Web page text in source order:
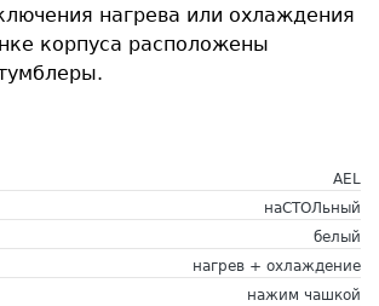
нагрева или охлаждения
корпуса расположены
AEL
наСТОЛьный
белый
нагрев + охлаждение
нажим чашкой